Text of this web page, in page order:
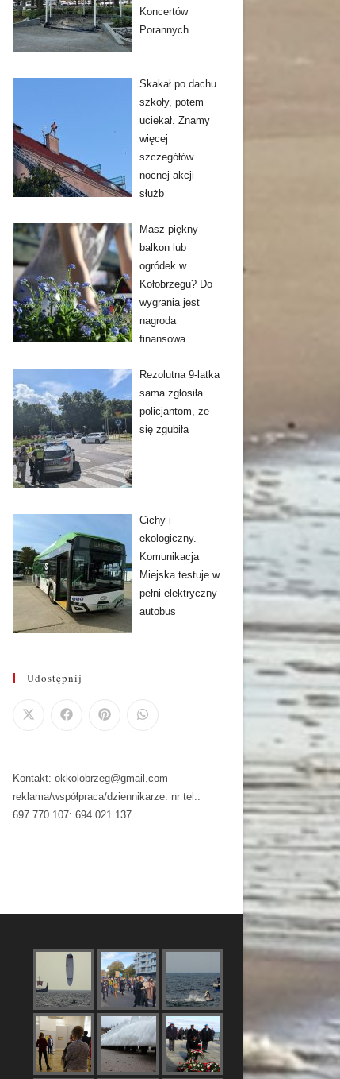
Koncertów
Porannych
Skakał po dachu
szkoły, potem
uciekał. Znamy
więcej
szczegółów
nocnej akcji
służb
Masz piękny
balkon lub
ogródek w
Kołobrzegu? Do
wygrania jest
nagroda
finansowa
Rezolutna 9-latka
sama zgłosiła
policjantom, że
się zgubiła
Cichy i
ekologiczny.
Komunikacja
Miejska testuje w
pełni elektryczny
autobus
Udostępnij
Kontakt: okkolobrzeg@gmail.com
reklama/współpraca/dziennikarze: nr tel.:
697 770 107: 694 021 137